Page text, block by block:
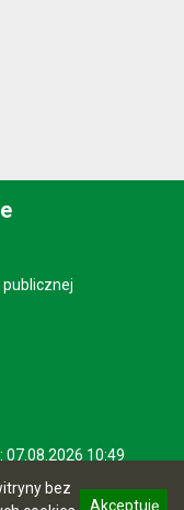
bez
Akceptuję
07.08.2026 10:49